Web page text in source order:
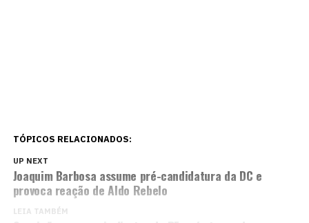
TÓPICOS RELACIONADOS:
UP NEXT
Joaquim Barbosa assume pré-candidatura da DC e
provoca reação de Aldo Rebelo
LEIA TAMBÉM